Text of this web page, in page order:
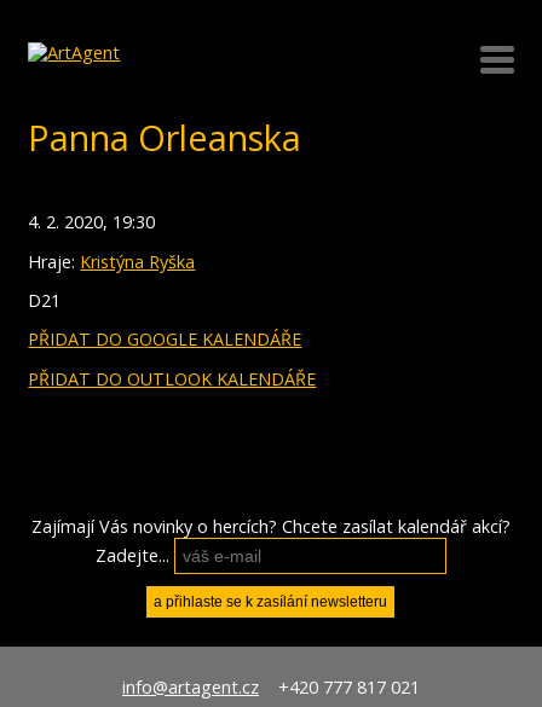
Panna Orleanska
4. 2. 2020, 19:30
Hraje: Kristýna Ryška
D21
PŘIDAT DO GOOGLE KALENDÁŘE
PŘIDAT DO OUTLOOK KALENDÁŘE
Zajímají Vás novinky o hercích? Chcete zasílat kalendář akcí?
Zadejte...
info@artagent.cz+420 777 817 021